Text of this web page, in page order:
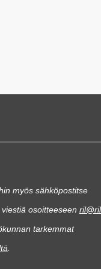
myös sähköpostitse
osoitteeseen
tarkemmat